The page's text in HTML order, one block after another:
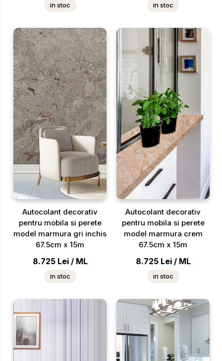
in stoc in stoc
Autocolant decorativ
pentru mobila si perete
model marmura gri inchis
67.5cm x 15m
8.725 Lei / ML
in stoc
Autocolant decorativ
pentru mobila si perete
model marmura crem
67.5cm x 15m
8.725 Lei / ML
in stoc